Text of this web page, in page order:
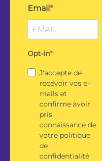
Email
Opt-in
J'accepte de
recevoir vos e-
mails et
confirme avoir
pris
connaissance de
votre politique
de
confidentialité